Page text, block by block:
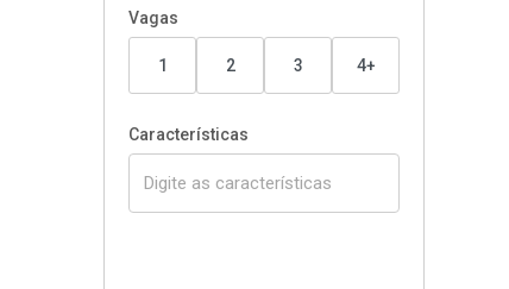
Vagas
1 2 3 4+
Características